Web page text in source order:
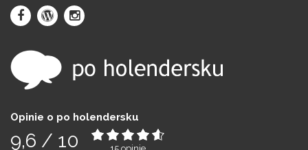
Opinie o po holendersku
9,6 / 10 15 opinie